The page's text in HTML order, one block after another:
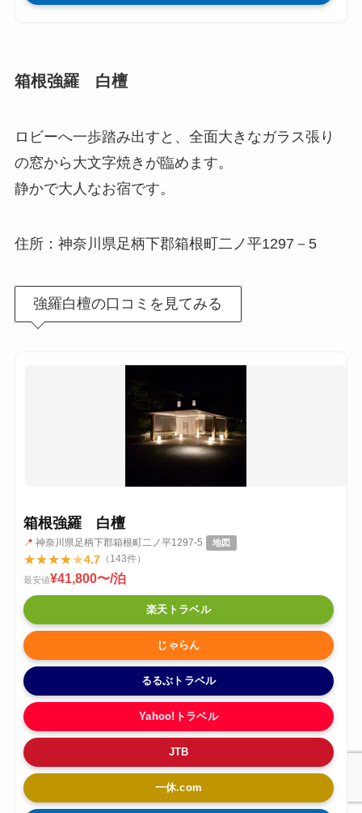
箱根強羅 白檀
ロビーへ一歩踏み出すと、全面大きなガラス張り
の窓から大文字焼きが臨めます。
静かで大人なお宿です。
住所：神奈川県足柄下郡箱根町二ノ平1297－5
強羅白檀の口コミを見てみる
箱根強羅 白檀
📍 神奈川県足柄下郡箱根町二ノ平1297-5 地図
★★★★★4.7（143件）
最安値¥41,800〜/泊
楽天トラベル
じゃらん
るるぶトラベル
Yahoo!トラベル
JTB
一休.com